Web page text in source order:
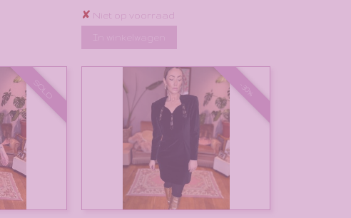
✘ Niet op voorraad
SOLD -30%